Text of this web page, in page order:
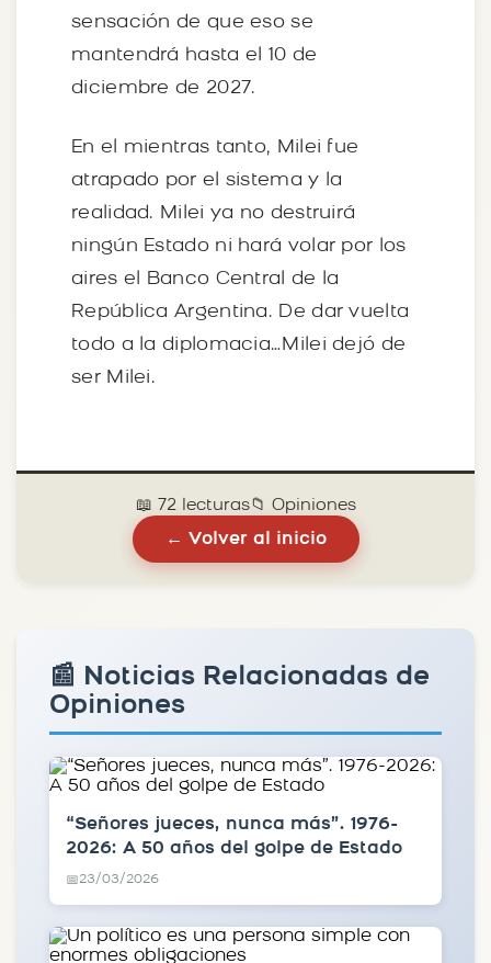
sensación de que eso se
mantendrá hasta el 10 de
diciembre de 2027.
En el mientras tanto, Milei fue
atrapado por el sistema y la
realidad. Milei ya no destruirá
ningún Estado ni hará volar por los
aires el Banco Central de la
República Argentina. De dar vuelta
todo a la diplomacia…Milei dejó de
ser Milei.
📖 72 lecturas📁 Opiniones
← Volver al inicio
📰 Noticias Relacionadas de
Opiniones
“Señores jueces, nunca más”. 1976-
2026: A 50 años del golpe de Estado
📅23/03/2026